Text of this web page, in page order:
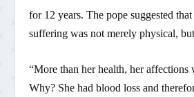
for 12 years. The pope suggested that
suffering was not merely physical,
“More than her health, her affections
Why? She had blood loss and